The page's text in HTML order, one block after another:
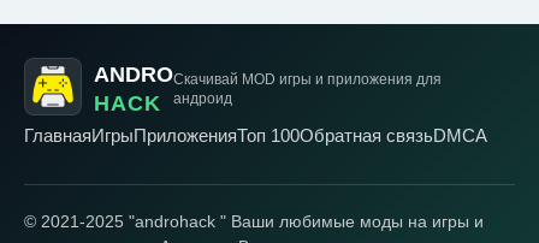
ANDRO
HACK
Скачивай MOD игры и приложения для
андроид
ГлавнаяИгрыПриложенияТоп 100Обратная связьDMCA
© 2021-2025 "androhack " Ваши любимые моды на игры и